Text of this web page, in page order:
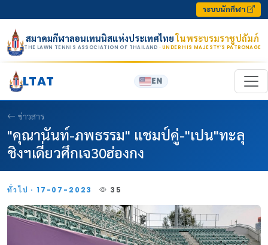
ระบบนักกีฬา
สมาคมกีฬาลอนเทนนิสแห่งประเทศไทยในพระบรมราชูปถัมภ์
THE LAWN TENNIS ASSOCIATION OF THAILAND · UNDER HIS MAJESTY’S PATRONAGE
LTAT EN
ข่าวสาร
"คุณานันท์-ภพธรรม" แชมป์คู่-"เปน"ทะลุ
ชิงฯเดี่ยวศึกเจ30ฮ่องกง
ทั่วไป · 17-07-2023 35